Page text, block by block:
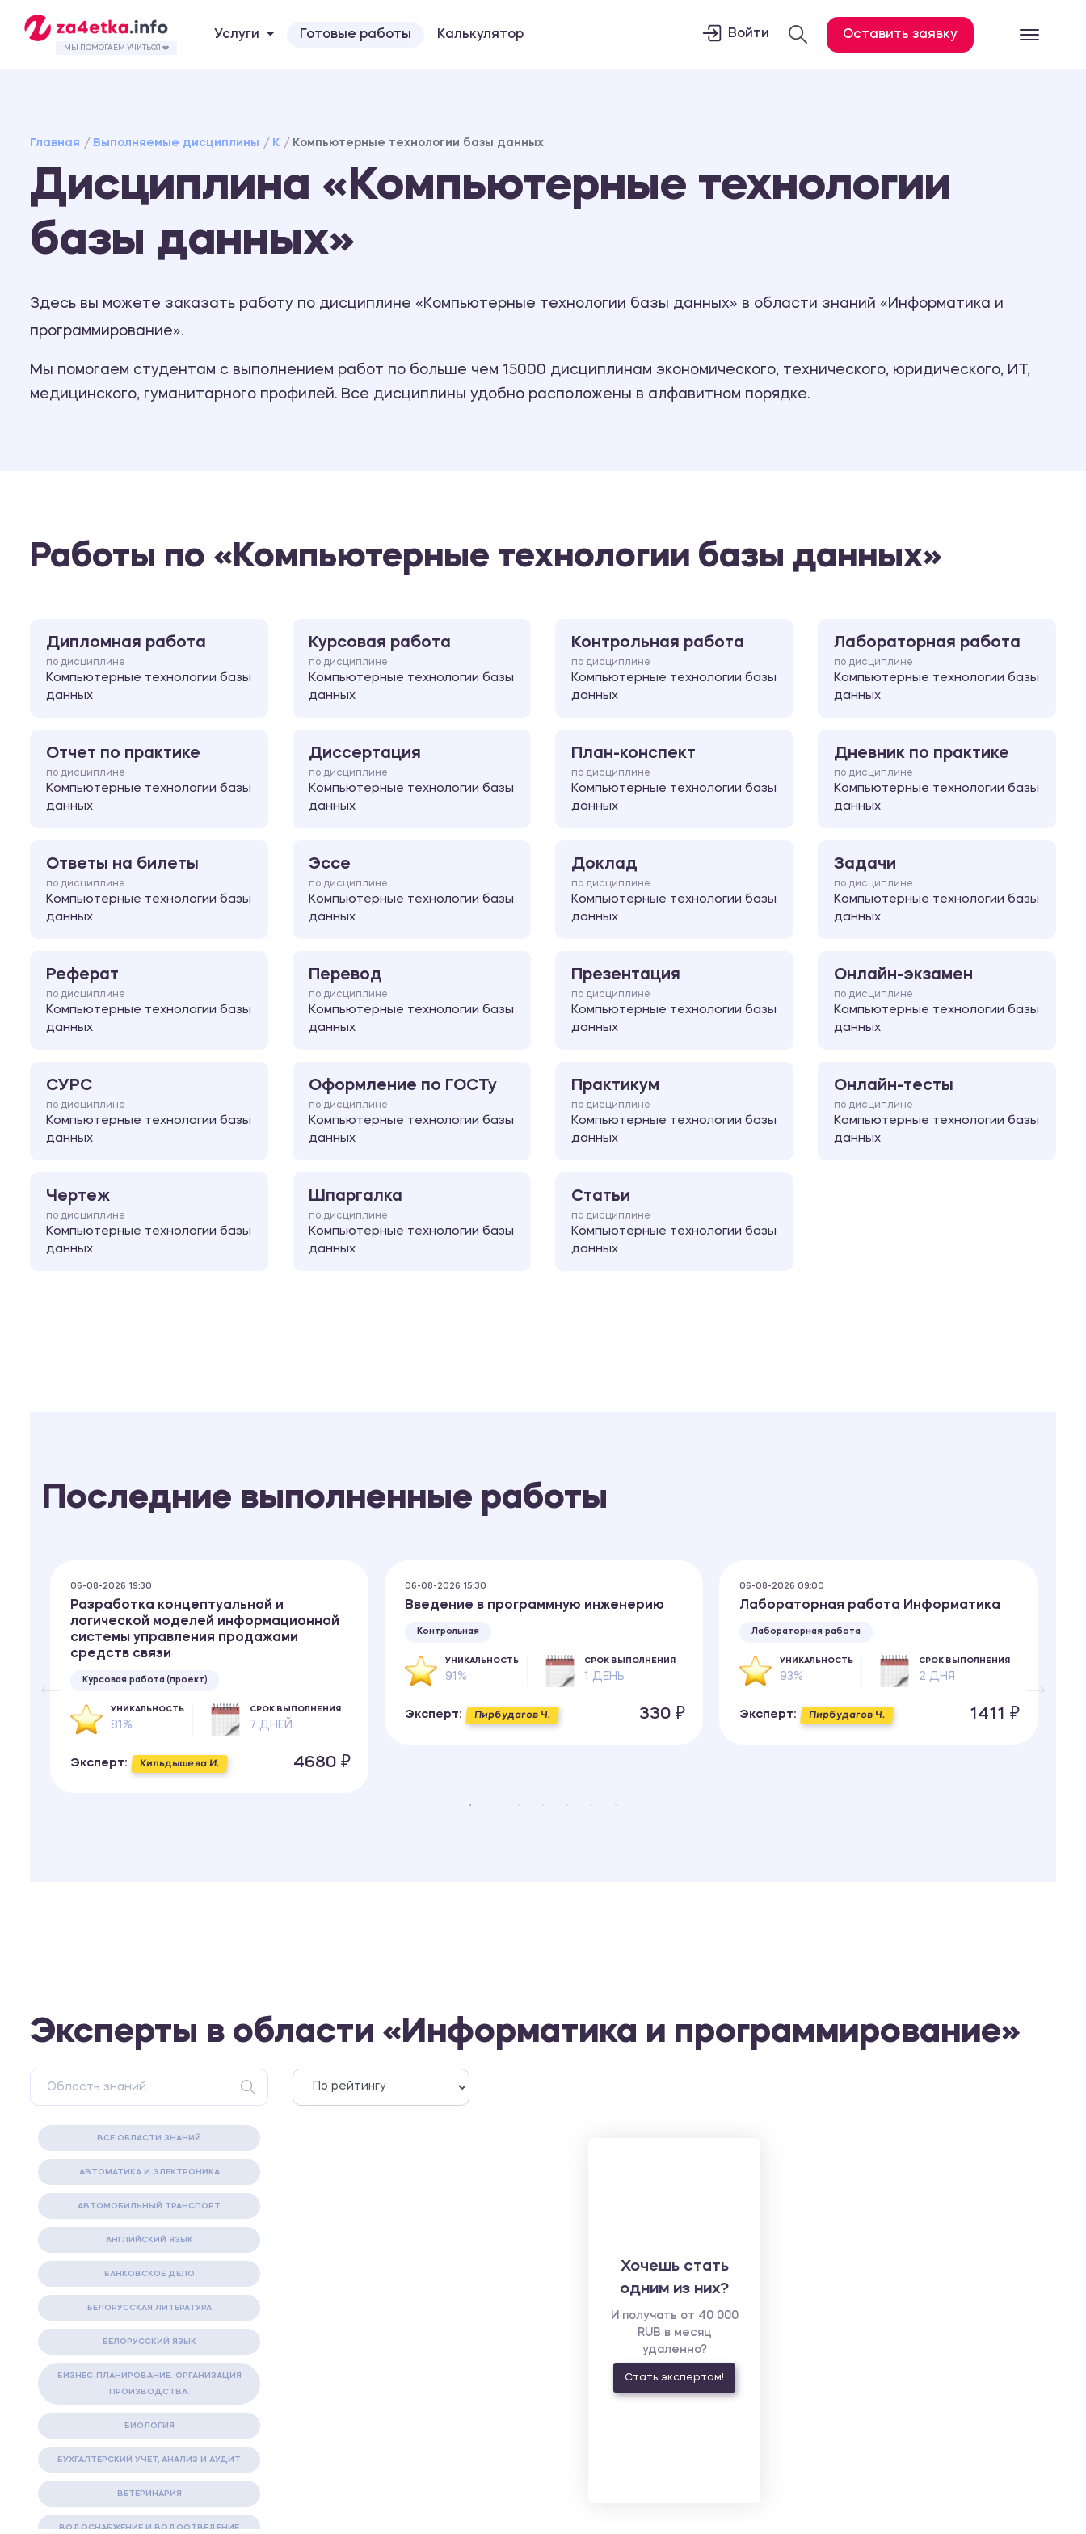
Курсовая работа
Диссертация
Ответы на билеты
- МЫ ПОМОГАЕМ УЧИТЬСЯ ❤️
Услуги Готовые работы Калькулятор Войти Оставить заявку
Главная Выполняемые дисциплины К Компьютерные технологии базы данных
Дисциплина «Компьютерные технологии
базы данных»
Здесь вы можете заказать работу по дисциплине «Компьютерные технологии базы данных» в области знаний «Информатика и
программирование».
Мы помогаем студентам с выполнением работ по больше чем 15000 дисциплинам экономического, технического, юридического, ИТ,
медицинского, гуманитарного профилей. Все дисциплины удобно расположены в алфавитном порядке.
Работы по «Компьютерные технологии базы данных»
Дипломная работа
по дисциплине
Компьютерные технологии базы
данных
Курсовая работа
по дисциплине
Компьютерные технологии базы
данных
Контрольная работа
по дисциплине
Компьютерные технологии базы
данных
Лабораторная работа
по дисциплине
Компьютерные технологии базы
данных
Отчет по практике
по дисциплине
Компьютерные технологии базы
данных
Диссертация
по дисциплине
Компьютерные технологии базы
данных
План-конспект
по дисциплине
Компьютерные технологии базы
данных
Дневник по практике
по дисциплине
Компьютерные технологии базы
данных
Ответы на билеты
по дисциплине
Компьютерные технологии базы
данных
Эссе
по дисциплине
Компьютерные технологии базы
данных
Доклад
по дисциплине
Компьютерные технологии базы
данных
Задачи
по дисциплине
Компьютерные технологии базы
данных
Реферат
по дисциплине
Компьютерные технологии базы
данных
Перевод
по дисциплине
Компьютерные технологии базы
данных
Презентация
по дисциплине
Компьютерные технологии базы
данных
Онлайн-экзамен
по дисциплине
Компьютерные технологии базы
данных
СУРС
по дисциплине
Компьютерные технологии базы
данных
Оформление по ГОСТу
по дисциплине
Компьютерные технологии базы
данных
Практикум
по дисциплине
Компьютерные технологии базы
данных
Онлайн-тесты
по дисциплине
Компьютерные технологии базы
данных
Чертеж
по дисциплине
Компьютерные технологии базы
данных
Шпаргалка
по дисциплине
Компьютерные технологии базы
данных
Статьи
по дисциплине
Компьютерные технологии базы
данных
Последние выполненные работы
06-08-2026 19:30
Разработка концептуальной и
логической моделей информационной
системы управления продажами
средств связи
Курсовая работа (проект)
УНИКАЛЬНОСТЬ
81%
СРОК ВЫПОЛНЕНИЯ
7 ДНЕЙ
Эксперт: Кильдышева И. 4680 ₽
06-08-2026 15:30
Введение в программную инженерию
Контрольная
УНИКАЛЬНОСТЬ
91%
СРОК ВЫПОЛНЕНИЯ
1 ДЕНЬ
Эксперт: Пирбудагов Ч. 330 ₽
06-08-2026 09:00
Лабораторная работа Информатика
Лабораторная работа
УНИКАЛЬНОСТЬ
93%
СРОК ВЫПОЛНЕНИЯ
2 ДНЯ
Эксперт: Пирбудагов Ч. 1411 ₽
Эксперты в области «Информатика и программирование»
ВСЕ ОБЛАСТИ ЗНАНИЙ
АВТОМАТИКА И ЭЛЕКТРОНИКА
АВТОМОБИЛЬНЫЙ ТРАНСПОРТ
АНГЛИЙСКИЙ ЯЗЫК
БАНКОВСКОЕ ДЕЛО
БЕЛОРУССКАЯ ЛИТЕРАТУРА
БЕЛОРУССКИЙ ЯЗЫК
БИЗНЕС-ПЛАНИРОВАНИЕ. ОРГАНИЗАЦИЯ
ПРОИЗВОДСТВА.
БИОЛОГИЯ
БУХГАЛТЕРСКИЙ УЧЕТ, АНАЛИЗ И АУДИТ
ВЕТЕРИНАРИЯ
ВОДОСНАБЖЕНИЕ И ВОДООТВЕДЕНИЕ
Хочешь стать
одним из них?
И получать от 40 000
RUB в месяц
удаленно?
Стать экспертом!